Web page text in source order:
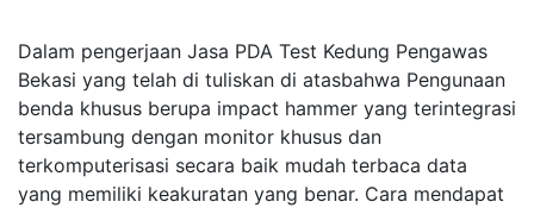
Dalam pengerjaan Jasa PDA Test Kedung Pengawas
Bekasi yang telah di tuliskan di atasbahwa Pengunaan
benda khusus berupa impact hammer yang terintegrasi
tersambung dengan monitor khusus dan
terkomputerisasi secara baik mudah terbaca data
yang memiliki keakuratan yang benar. Cara mendapat